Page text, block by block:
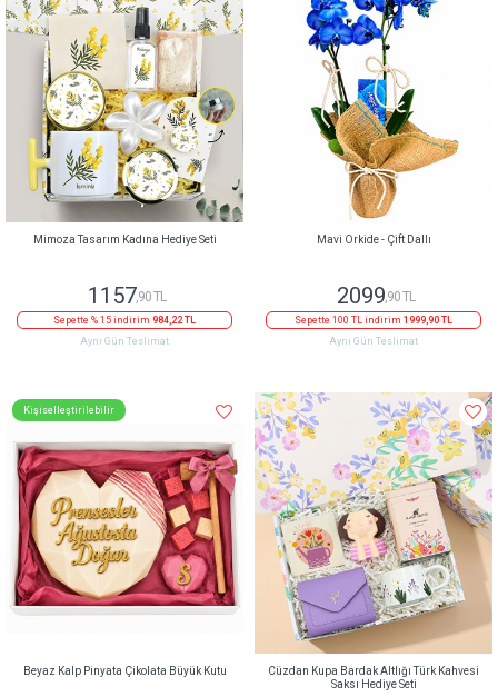
Mimoza Tasarım Kadına Hediye Seti
1157,90 TL
Sepette % 15 indirim 984,22 TL
Aynı Gün Teslimat
Mavi Orkide - Çift Dallı
2099,90 TL
Sepette 100 TL indirim 1999,90 TL
Aynı Gün Teslimat
Kişiselleştirilebilir
Beyaz Kalp Pinyata Çikolata Büyük Kutu
Cüzdan Kupa Bardak Altlığı Türk Kahvesi
Saksı Hediye Seti